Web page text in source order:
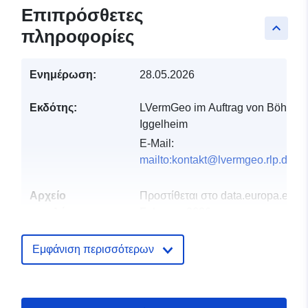
keyboard_arrow_up
Επιπρόσθετες
πληροφορίες
Ενημέρωση: 28.05.2026
Εκδότης:
LVermGeo im Auftrag von Böhl-
Iggelheim
E-Mail:
mailto:kontakt@lvermgeo.rlp.de
Αρχείο
Προστίθεται στο data.europa.eu:
03 August 2026
49.4058 ], [ 8.38245,
Εμφάνιση περισσότερων